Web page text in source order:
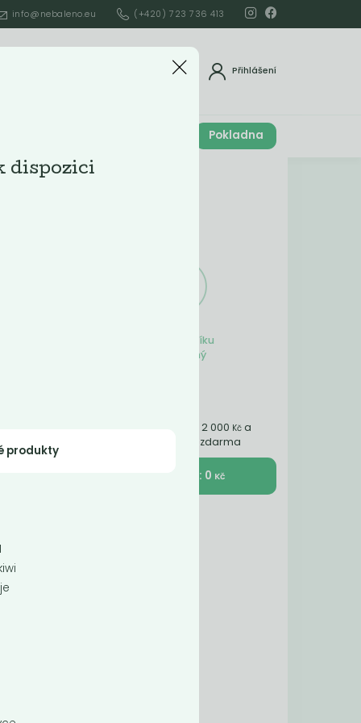
info@nebaleno.eu (+420) 723 736 413
Přihlášení
Pokladna
Obsah košíku
je prázdný
Nakupte ještě za 2 000 Kč a
získáte dopravu zdarma
K pokladně : 0 Kč
dispozici
produkty